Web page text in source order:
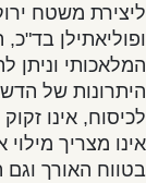
ליצירת משטח
ופוליאתילן
המלאכותי
היתרונות של
לכיסוח, אינו
אינו מצריך מילוי
בטווח האורך